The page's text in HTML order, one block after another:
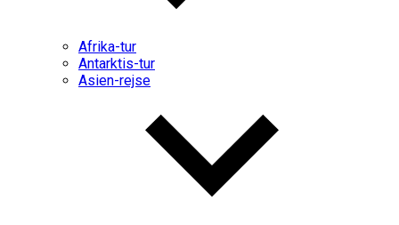
Afrika-tur
Antarktis-tur
Asien-rejse